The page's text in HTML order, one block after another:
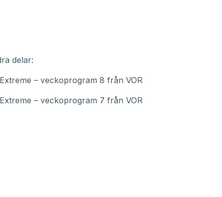
delar:
– veckoprogram 8 från VOR
– veckoprogram 7 från VOR